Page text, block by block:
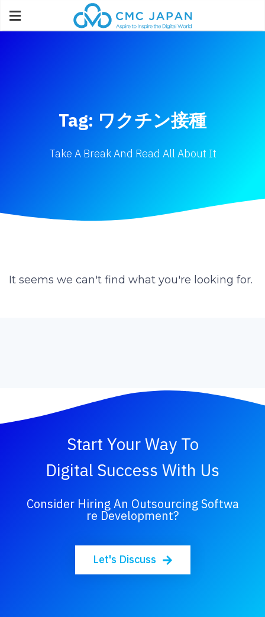
Tag: ワクチン接種
Take A Break And Read All About It
It seems we can't find what you're looking for.
Start Your Way To
Digital Success With Us
Consider Hiring An Outsourcing Softwa
Re Development?
Let's Discuss